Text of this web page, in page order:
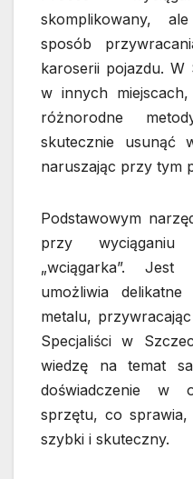
skomplikowany,
sposób
karoserii pojazdu. W
w innych miejscach,
różnorodne
skutecznie usunąć
naruszając przy tym
Podstawowym
przy
„wciągarka”.
umożliwia
metalu,
Specjaliści w
wiedzę na temat
doświadczenie w
sprzętu, co
szybki i skuteczny.